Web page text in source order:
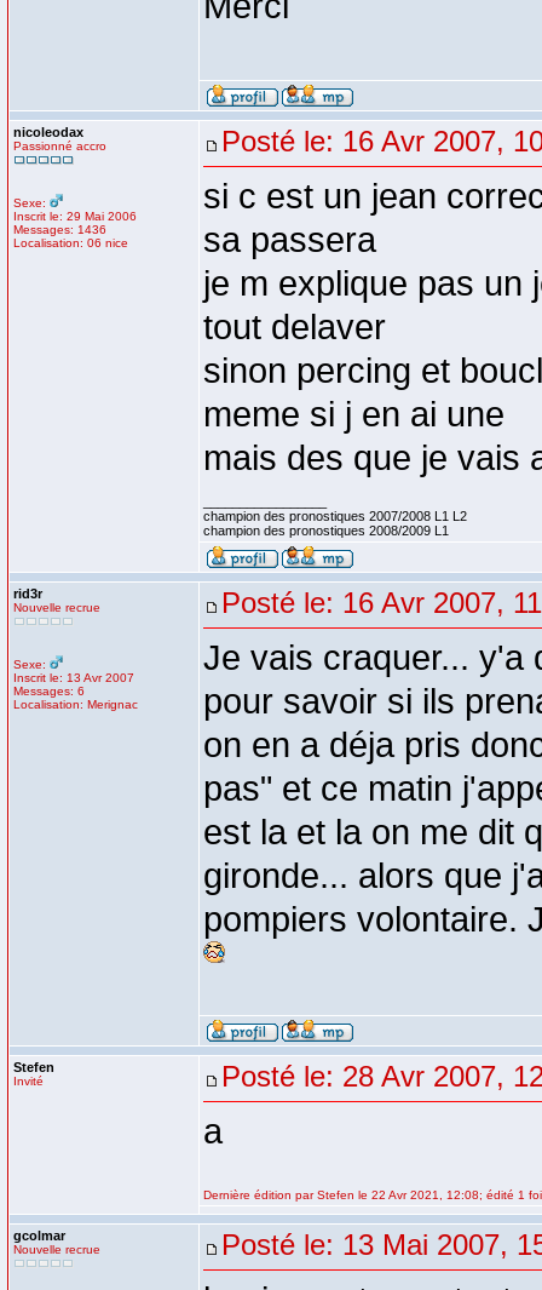
nicoleodax
Passionné accro
Sexe:
Inscrit le: 29 Mai 2006
Messages: 1436
Localisation: 06 nice
Posté le: 16 Avr 2007,
si c est un jean
sa passera
je m explique pas un
tout delaver
sinon percing et
meme si j en ai une
mais des que je vais
champion des pronostiques 2007/2008 L1 L2
champion des pronostiques 2008/2009 L1
rid3r
Nouvelle recrue
Sexe:
Inscrit le: 13 Avr 2007
Messages: 6
Localisation: Merignac
Posté le: 16 Avr 2007,
Je vais craquer... y'a
pour savoir si ils
on en a déja pris
pas" et ce matin
est la et la on me dit
gironde... alors que
pompiers volontaire.
Stefen
Invité Posté le: 28 Avr 2007,
a
Dernière édition par Stefen le 22 Avr 2021, 12:08; édité 1
gcolmar
Nouvelle recrue Posté le: 13 Mai 2007,